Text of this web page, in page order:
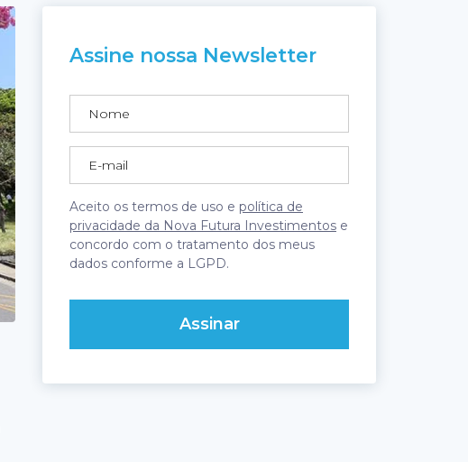
Assine nossa Newsletter
Aceito os termos de uso e política de
privacidade da Nova Futura Investimentos e
concordo com o tratamento dos meus
dados conforme a LGPD.